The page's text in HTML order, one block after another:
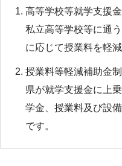
高等学校等就学支援
私立高等学校等に通
に応じて授業料を軽
授業料等軽減補助金
県が就学支援金に上
学金、授業料及び設
です。